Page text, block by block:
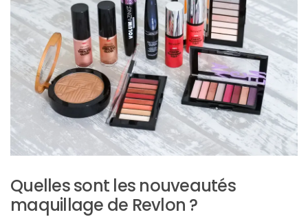
sac
en
soie
et
cuir
au
luxe
discret
Quelles sont les nouveautés
maquillage de Revlon ?